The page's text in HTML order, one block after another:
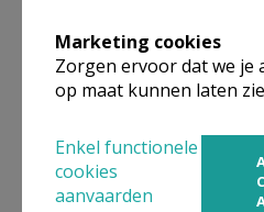
Marketing cookies
Zorgen ervoor dat we je
op maat kunnen laten
Enkel functionele
cookies
aanvaarden